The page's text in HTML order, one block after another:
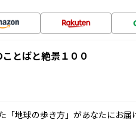
とばと絶景１００
「地球の歩き方」があなたにお